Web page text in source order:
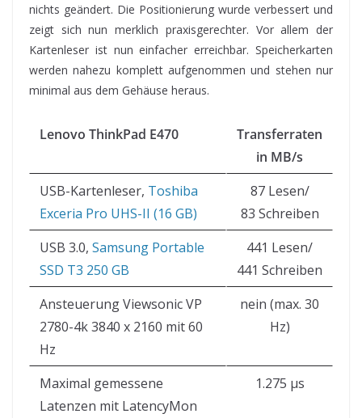
nichts geändert. Die Positionierung wurde verbessert und
zeigt sich nun merklich praxisgerechter. Vor allem der
Kartenleser ist nun einfacher erreichbar. Speicherkarten
werden nahezu komplett aufgenommen und stehen nur
minimal aus dem Gehäuse heraus.
Lenovo ThinkPad E470
Transferraten
in MB/s
USB-Kartenleser, Toshiba
Exceria Pro UHS-II (16 GB)
87 Lesen/
83 Schreiben
USB 3.0, Samsung Portable
SSD T3 250 GB
441 Lesen/
441 Schreiben
Ansteuerung Viewsonic VP
2780-4k 3840 x 2160 mit 60
Hz
nein (max. 30
Hz)
Maximal gemessene
Latenzen mit LatencyMon
1.275 µs